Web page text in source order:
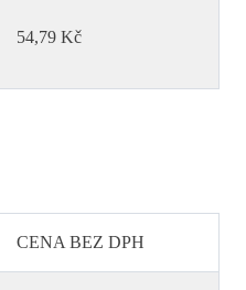
54,79 Kč
CENA BEZ DPH